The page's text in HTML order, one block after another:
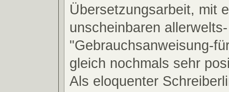
Übersetzungsarbeit, mit
unscheinbaren allerwelts-
"Gebrauchsanweisung-
gleich nochmals sehr
Als eloquenter